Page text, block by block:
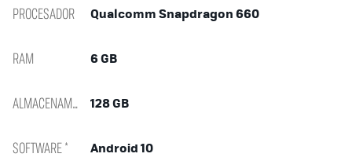
PROCESADOR Qualcomm Snapdragon 660
RAM 6 GB
ALMACENAMIENTO 128 GB
SOFTWARE * Android 10